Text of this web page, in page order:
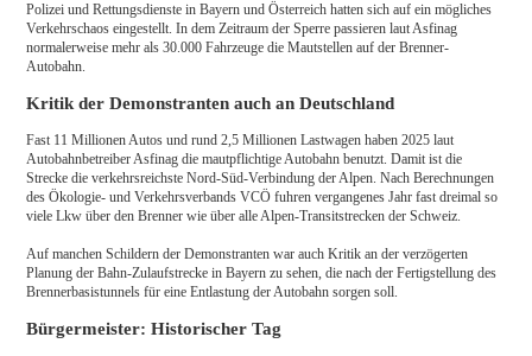
Polizei und Rettungsdienste in Bayern und Österreich hatten sich auf ein mögliches
Verkehrschaos eingestellt. In dem Zeitraum der Sperre passieren laut Asfinag
normalerweise mehr als 30.000 Fahrzeuge die Mautstellen auf der Brenner-
Autobahn.
Kritik der Demonstranten auch an Deutschland
Fast 11 Millionen Autos und rund 2,5 Millionen Lastwagen haben 2025 laut
Autobahnbetreiber Asfinag die mautpflichtige Autobahn benutzt. Damit ist die
Strecke die verkehrsreichste Nord-Süd-Verbindung der Alpen. Nach Berechnungen
des Ökologie- und Verkehrsverbands VCÖ fuhren vergangenes Jahr fast dreimal so
viele Lkw über den Brenner wie über alle Alpen-Transitstrecken der Schweiz.
Auf manchen Schildern der Demonstranten war auch Kritik an der verzögerten
Planung der Bahn-Zulaufstrecke in Bayern zu sehen, die nach der Fertigstellung des
Brennerbasistunnels für eine Entlastung der Autobahn sorgen soll.
Bürgermeister: Historischer Tag